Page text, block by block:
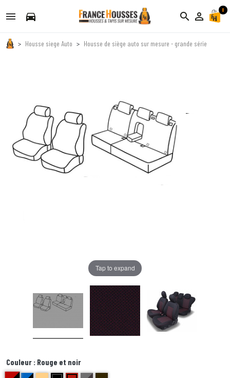
directions_car search person_outline
0
Housse siege Auto Housse de siège auto sur mesure - grande série
Tap to expand
Couleur : Rouge et noir